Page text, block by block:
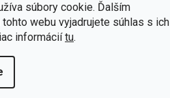
súbory cookie. Ďalším
webu vyjadrujete súhlas s ich
informáciítu.
nastavenie cookies